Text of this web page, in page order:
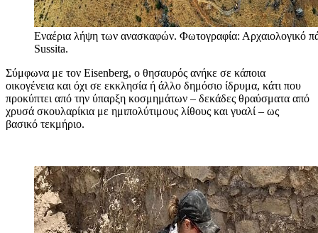
Εναέρια λήψη των ανασκαφών. Φωτογραφία: Αρχαιολογικό
Sussita.
Σύμφωνα με τον Eisenberg, ο θησαυρός ανήκε σε κάποια
οικογένεια και όχι σε εκκλησία ή άλλο δημόσιο ίδρυμα, κάτι που
προκύπτει από την ύπαρξη κοσμημάτων – δεκάδες θραύσματα από
χρυσά σκουλαρίκια με ημιπολύτιμους λίθους και γυαλί – ως
βασικό τεκμήριο.